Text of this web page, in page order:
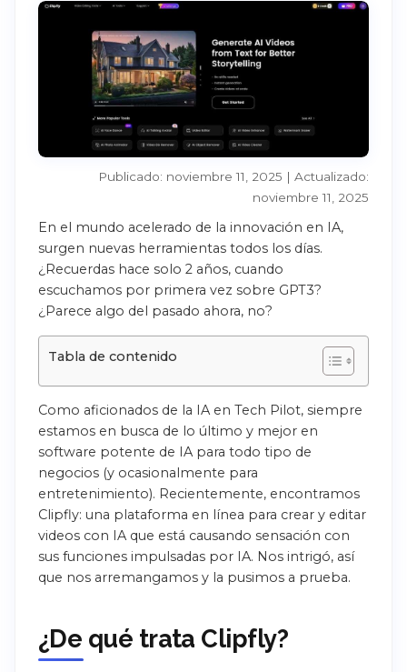
Publicado: noviembre 11, 2025 | Actualizado:
noviembre 11, 2025
En el mundo acelerado de la innovación en IA,
surgen nuevas herramientas todos los días.
¿Recuerdas hace solo 2 años, cuando
escuchamos por primera vez sobre GPT3?
¿Parece algo del pasado ahora, no?
Tabla de contenido
Como aficionados de la IA en Tech Pilot, siempre
estamos en busca de lo último y mejor en
software potente de IA para todo tipo de
negocios (y ocasionalmente para
entretenimiento). Recientemente, encontramos
Clipfly: una plataforma en línea para crear y editar
videos con IA que está causando sensación con
sus funciones impulsadas por IA. Nos intrigó, así
que nos arremangamos y la pusimos a prueba.
¿De qué trata Clipfly?